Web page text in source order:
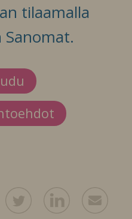
tilaamalla
Sanomat.